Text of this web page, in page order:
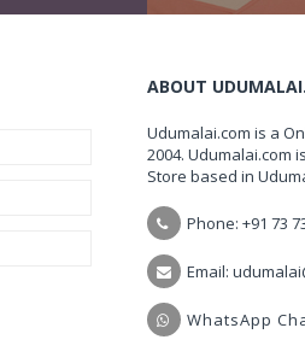
ABOUT
Udumalai.com is a
2004. Udumalai.com
Store based in
Phone: +91 73
Email:
WhatsApp